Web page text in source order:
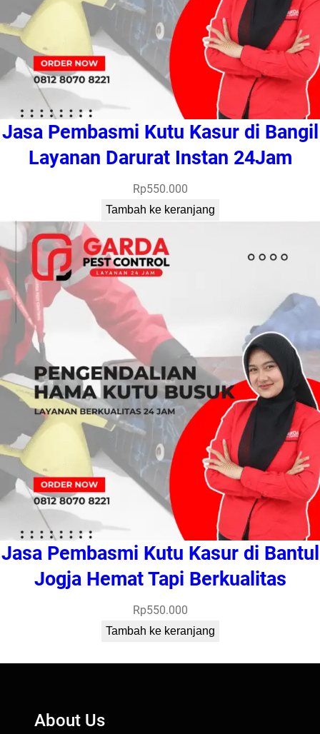
Jasa Pembasmi Kutu Kasur di Bangil
Layanan Darurat Instan 24Jam
Rp550.000
Tambah ke keranjang
Jasa Pembasmi Kutu Kasur di Bantul
Jogja Hemat Tapi Berkualitas
Rp550.000
Tambah ke keranjang
About Us